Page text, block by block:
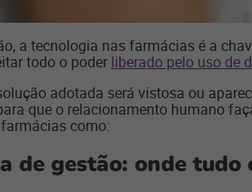
a tecnologia nas farmácias é a
todo o poder liberado pelo uso de
adotada será vistosa ou
que o relacionamento humano
como:
de gestão: onde tudo